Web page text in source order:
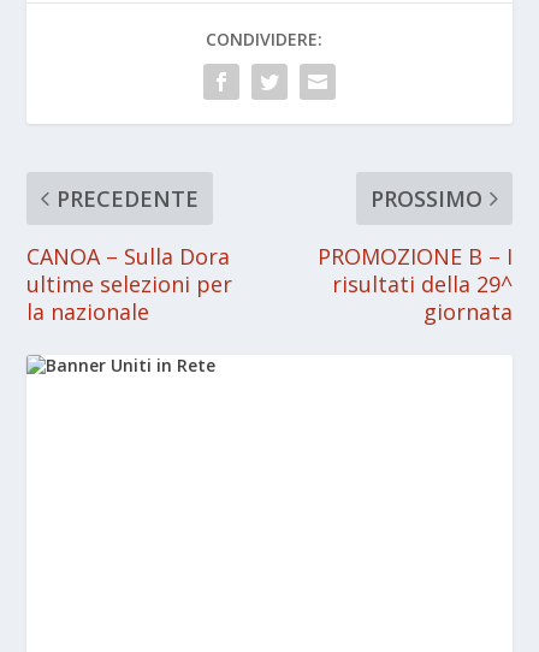
CONDIVIDERE:
PRECEDENTE
CANOA – Sulla Dora
ultime selezioni per
la nazionale
PROSSIMO
PROMOZIONE B – I
risultati della 29^
giornata